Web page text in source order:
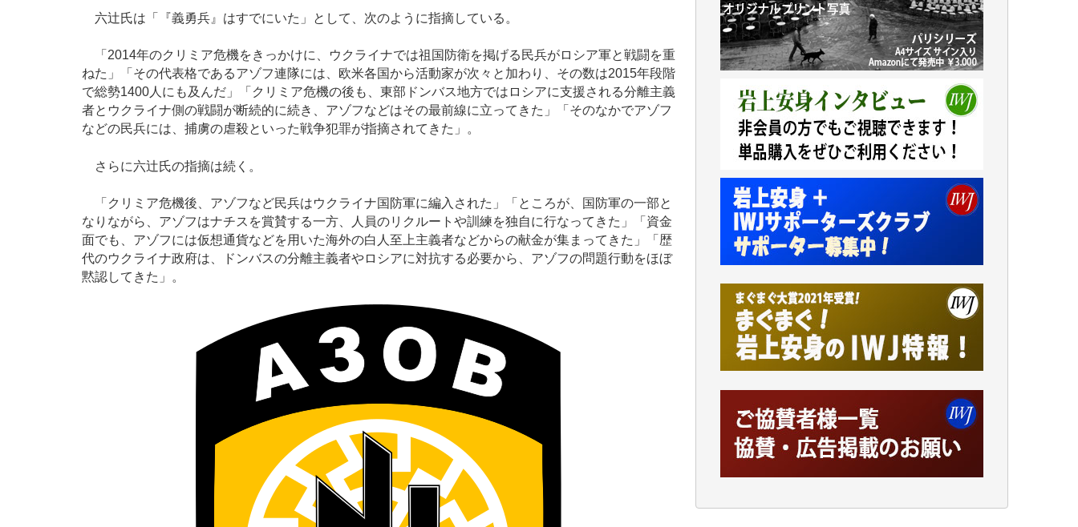
六辻氏は「『義勇兵』はすでにいた」として、次のように指摘している。
「2014年のクリミア危機をきっかけに、ウクライナでは祖国防衛を掲げる民兵がロシア軍と戦闘を重
ねた」「その代表格であるアゾフ連隊には、欧米各国から活動家が次々と加わり、その数は2015年段階
で総勢1400人にも及んだ」「クリミア危機の後も、東部ドンバス地方ではロシアに支援される分離主義
者とウクライナ側の戦闘が断続的に続き、アゾフなどはその最前線に立ってきた」「そのなかでアゾフ
などの民兵には、捕虜の虐殺といった戦争犯罪が指摘されてきた」。
さらに六辻氏の指摘は続く。
「クリミア危機後、アゾフなど民兵はウクライナ国防軍に編入された」「ところが、国防軍の一部と
なりながら、アゾフはナチスを賞賛する一方、人員のリクルートや訓練を独自に行なってきた」「資金
面でも、アゾフには仮想通貨などを用いた海外の白人至上主義者などからの献金が集まってきた」「歴
代のウクライナ政府は、ドンバスの分離主義者やロシアに対抗する必要から、アゾフの問題行動をほぼ
黙認してきた」。
塩川 晃平 様
松本益美 様
井出 隆太 様
及川昭男 様
藤田英之 様
藤岡比左志 様
井出 隆太 様
小池説夫 様
諸般の事情によりIWJ会費払えず今は非会員
です。市民側に立つ講演会にIWJのカメラマ
ンをよく拝見しております。コンテンツが失
われるのはあまりにもったいない。少しでも
お役立てください。（H.O.様）
今日、僅かですがカンパしました。（T.M.
様）
機を乗り切るには到底及ばない額ですが病気
の妻を抱えている私にとっては精一杯のカン
パです。
かねてよりIWJが発してきた膨大な取材記事
産だと思っています。